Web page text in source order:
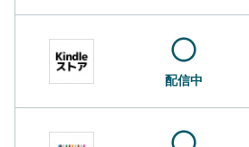
配信中